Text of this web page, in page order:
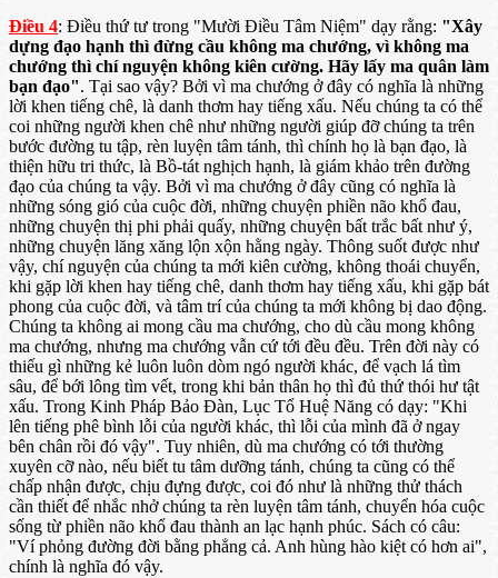
Điều 4: Điều thứ tư trong "Mười Điều Tâm Niệm" dạy rằng: "Xây
dựng đạo hạnh thì đừng cầu không ma chướng, vì không ma
chướng thì chí nguyện không kiên cường. Hãy lấy ma quân làm
bạn đạo". Tại sao vậy? Bởi vì ma chướng ở đây có nghĩa là những
lời khen tiếng chê, là danh thơm hay tiếng xấu. Nếu chúng ta có thể
coi những người khen chê như những người giúp đỡ chúng ta trên
bước đường tu tập, rèn luyện tâm tánh, thì chính họ là bạn đạo, là
thiện hữu tri thức, là Bồ-tát nghịch hạnh, là giám khảo trên đường
đạo của chúng ta vậy. Bởi vì ma chướng ở đây cũng có nghĩa là
những sóng gió của cuộc đời, những chuyện phiền não khổ đau,
những chuyện thị phi phải quấy, những chuyện bất trắc bất như ý,
những chuyện lăng xăng lộn xộn hằng ngày. Thông suốt được như
vậy, chí nguyện của chúng ta mới kiên cường, không thoái chuyển,
khi gặp lời khen hay tiếng chê, danh thơm hay tiếng xấu, khi gặp bát
phong của cuộc đời, và tâm trí của chúng ta mới không bị dao động.
Chúng ta không ai mong cầu ma chướng, cho dù cầu mong không
ma chướng, nhưng ma chướng vẫn cứ tới đều đều. Trên đời này có
thiếu gì những kẻ luôn luôn dòm ngó người khác, để vạch lá tìm
sâu, để bới lông tìm vết, trong khi bản thân họ thì đủ thứ thói hư tật
xấu. Trong Kinh Pháp Bảo Đàn, Lục Tổ Huệ Năng có dạy: "Khi
lên tiếng phê bình lỗi của người khác, thì lỗi của mình đã ở ngay
bên chân rồi đó vậy". Tuy nhiên, dù ma chướng có tới thường
xuyên cỡ nào, nếu biết tu tâm dưỡng tánh, chúng ta cũng có thể
chấp nhận được, chịu đựng được, coi đó như là những thử thách
cần thiết để nhắc nhở chúng ta rèn luyện tâm tánh, chuyển hóa cuộc
sống từ phiền não khổ đau thành an lạc hạnh phúc. Sách có câu:
"Ví phỏng đường đời bằng phẳng cả. Anh hùng hào kiệt có hơn ai",
chính là nghĩa đó vậy.